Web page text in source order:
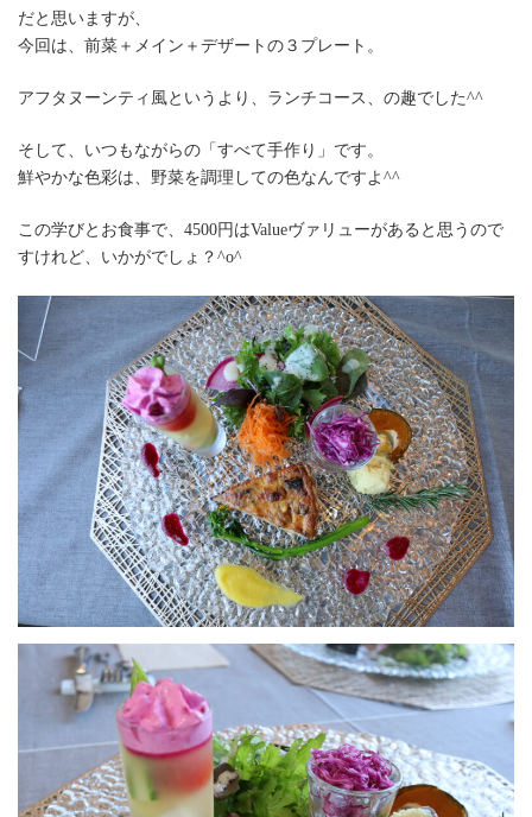
だと思いますが、
今回は、前菜＋メイン＋デザートの３プレート。
アフタヌーンティ風というより、ランチコース、の趣でした^^
そして、いつもながらの「すべて手作り」です。
鮮やかな色彩は、野菜を調理しての色なんですよ^^
この学びとお食事で、4500円はValueヴァリューがあると思うので
すけれど、いかがでしょ？^o^